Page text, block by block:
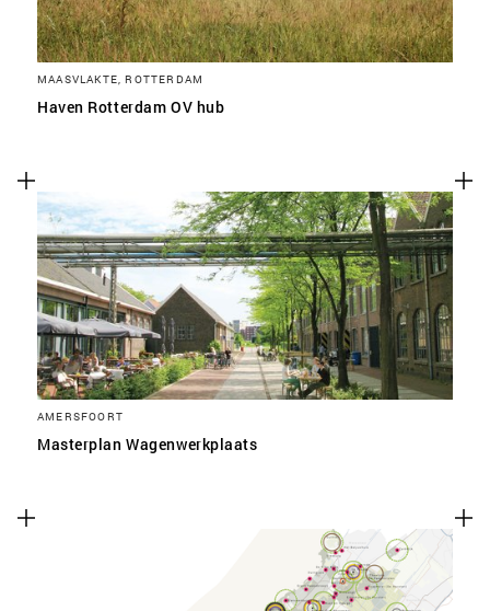
MAASVLAKTE, ROTTERDAM
Haven Rotterdam OV hub
AMERSFOORT
Masterplan Wagenwerkplaats